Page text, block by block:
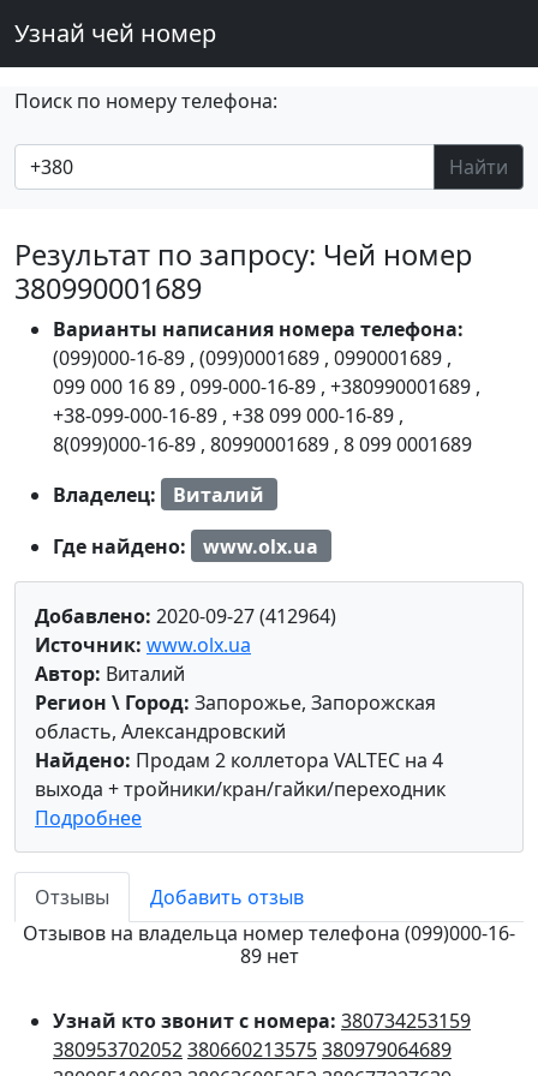
Узнай чей номер
Поиск по номеру телефона:
Найти
Результат по запросу: Чей номер
380990001689
Варианты написания номера телефона:
(099)000-16-89 , (099)0001689 , 0990001689 ,
099 000 16 89 , 099-000-16-89 , +380990001689 ,
+38-099-000-16-89 , +38 099 000-16-89 ,
8(099)000-16-89 , 80990001689 , 8 099 0001689
Владелец:
Виталий
Где найдено:
www.olx.ua
Добавлено: 2020-09-27 (412964)
Источник: www.olx.ua
Автор: Виталий
Регион \ Город: Запорожье, Запорожская
область, Александровский
Найдено: Продам 2 коллетора VALTEC на 4
выхода + тройники/кран/гайки/переходник
Подробнее
Отзывы
Добавить отзыв
Отзывов на владельца номер телефона (099)000-16-
89 нет
Узнай кто звонит с номера: 380734253159
380953702052380660213575380979064689